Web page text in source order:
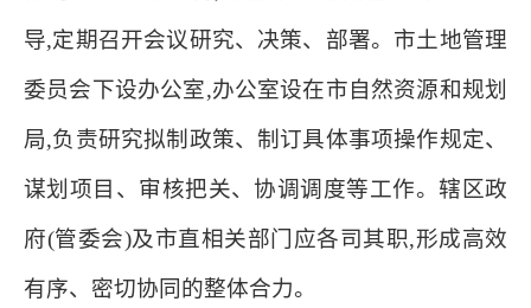
导,定期召开会议研究、决策、部署。市土地管理
委员会下设办公室,办公室设在市自然资源和规划
局,负责研究拟制政策、制订具体事项操作规定、
谋划项目、审核把关、协调调度等工作。辖区政
府(管委会)及市直相关部门应各司其职,形成高效
有序、密切协同的整体合力。